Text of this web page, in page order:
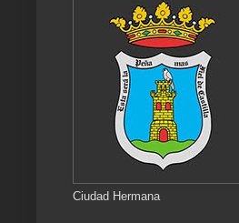
Ciudad Hermana